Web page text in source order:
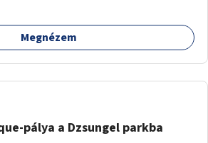
Megnézem
pálya a Dzsungel parkba